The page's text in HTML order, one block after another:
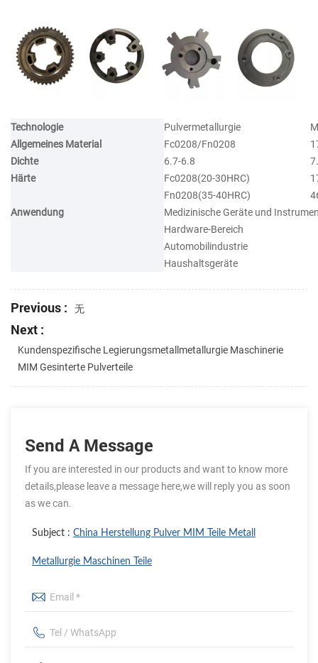
Technologie Pulvermetallurgie
Allgemeines Material
Fc0208/Fn0208
Dichte
6.7-6.8
Härte
Fc0208(20-30HRC)
Fn0208(35-40HRC)
Anwendung
Medizinische Geräte und
Hardware-Bereich
Automobilindustrie
Haushaltsgeräte
Previous : 无
Next :
Kundenspezifische Legierungsmetallmetallurgie Maschinerie
MIM Gesinterte Pulverteile
Send A Message
If you are interested in our products and want to know more
details,please leave a message here,we will reply you as soon
as we can.
Subject : China Herstellung Pulver MIM Teile Metall
Metallurgie Maschinen Teile